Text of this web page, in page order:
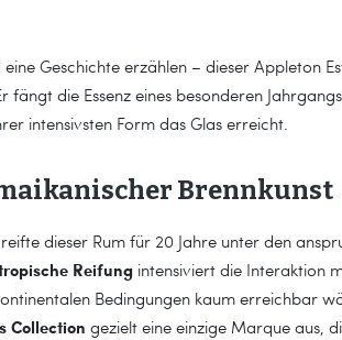
Geschichte erzählen – dieser Appleton
fängt die Essenz eines besonderen
intensivsten Form das Glas erreicht.
Brennkunst
dieser Rum für 20 Jahre unter den
Reifung intensiviert die Interaktion
Bedingungen kaum erreichbar
Collection gezielt eine einzige Marque aus,